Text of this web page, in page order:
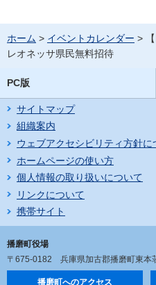
ホーム > イベントカレンダー >
レオネッサ県民無料招待
PC版
サイトマップ
組織案内
ウェブアクセシビリティ方針に
ホームページの使い方
個人情報の取り扱いについて
リンクについて
携帯サイト
播磨町役場
〒675-0182 兵庫県加古郡播磨町東本
播磨町へのアクセス